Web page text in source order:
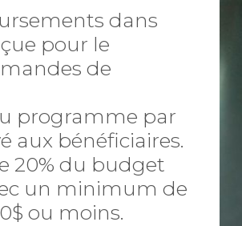
dans
pour le
de
programme par
aux bénéficiaires.
20% du budget
un minimum de
ou moins.